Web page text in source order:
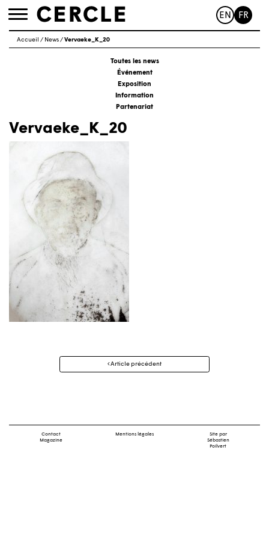
Toggle
EN FR
Accueil / News/Vervaeke_K_20
Toutes les news
Événement
Exposition
Information
Partenariat
Vervaeke_K_20
Navigation
Article précédent
Contact
Magazine
Mentions légales
Site par
Sébastien
Poilvert